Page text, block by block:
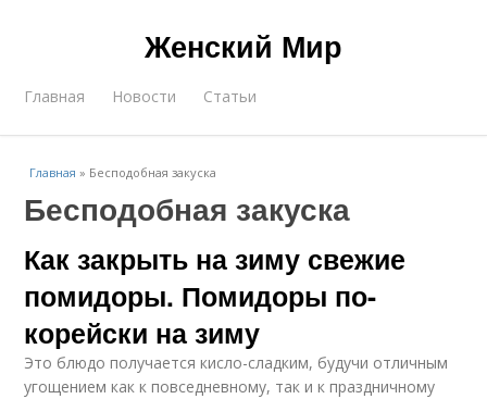
Женский Мир
Главная Новости Статьи
Главная » Бесподобная закуска
Бесподобная закуска
Как закрыть на зиму свежие
помидоры. Помидоры по-
корейски на зиму
Это блюдо получается кисло-сладким, будучи отличным
угощением как к повседневному, так и к праздничному